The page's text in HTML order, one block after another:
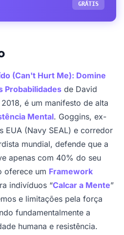
GRÁTIS
(Can't Hurt Me): Domine
Probabilidades de David
é um manifesto de alta
Mental. Goggins, ex-
EUA (Navy SEAL) e corredor
mundial, defende que a
apenas com 40% do seu
oferece um Framework
indivíduos “Calcar a Mente”
e limitações pela força
fundamentalmente a
humana e resistência.